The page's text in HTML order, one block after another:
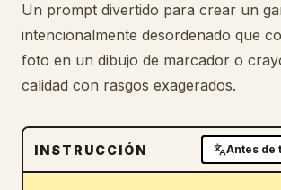
Prompts
Precios
Descargar
Un prompt divertido para crear un
intencionalmente desordenado que
foto en un dibujo de marcador o
calidad con rasgos exagerados.
INSTRUCCIÓN Antes de